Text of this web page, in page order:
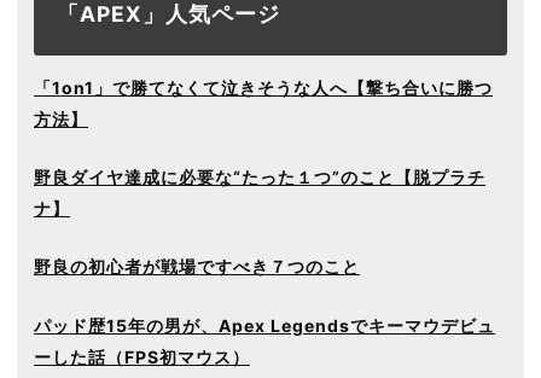
「APEX」人気ページ
「1on1」で勝てなくて泣きそうな人へ【撃ち合いに勝つ
方法】
野良ダイヤ達成に必要な“たった１つ”のこと【脱プラチ
ナ】
野良の初心者が戦場ですべき７つのこと
パッド歴15年の男が、Apex Legendsでキーマウデビュ
ーした話（FPS初マウス）